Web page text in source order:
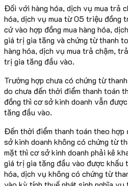
Đối với hàng hóa, dịch vụ mua trả
hóa, dịch vụ mua từ 05 triệu đồng
cứ vào hợp đồng mua hàng hóa,
giá trị gia tăng và chứng từ thanh
hàng hóa, dịch vụ mua trả chậm,
trị gia tăng đầu vào.
Trường hợp chưa có chứng từ
do chưa đến thời điểm thanh toán
đồng thì cơ sở kinh doanh vẫn
tăng đầu vào.
Đến thời điểm thanh toán theo hợp
sở kinh doanh không có chứng từ
mặt thì cơ sở kinh doanh phải kê
giá trị gia tăng đầu vào được khấu
hóa, dịch vụ không có chứng từ